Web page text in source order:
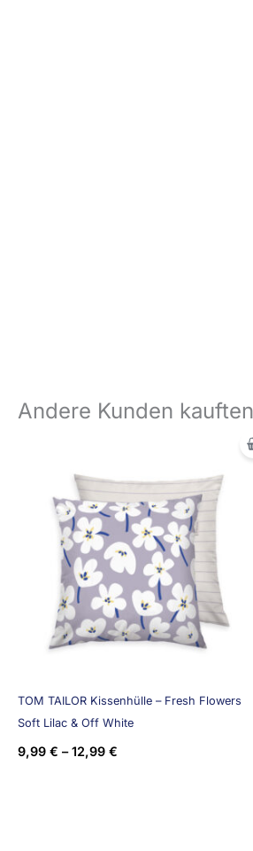
Andere Kunden
TOM TAILOR Kissenhülle – Fresh Flowers
Soft Lilac & Off White
9,99 € –12,99 €